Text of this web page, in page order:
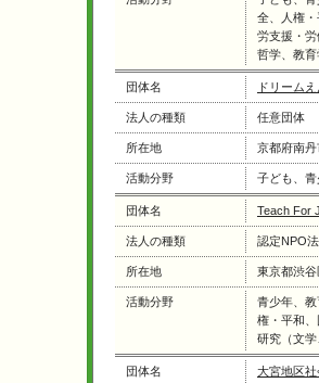
全、人権
労支援・
哲学、教
団体名 ドリーム
法人の種類 任意団体
所在地 京都府南丹
活動分野 子ども、青
団体名 Teach For
法人の種類 認定NPO
所在地 東京都渋谷
活動分野
青少年、
権・平和
研究（文
団体名 大宮地区